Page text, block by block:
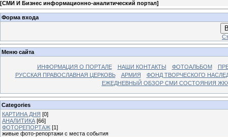
[СМИ И Бизнес информационно-аналитический портал]
Форма входа
Меню сайта
ИНФОРМАЦИЯ О ПОРТАЛЕ НАШИ КОНТАКТЫ ФОТОАЛЬБОМ
РУССКАЯ ПРАВОСЛАВНАЯ ЦЕРКОВЬ
АРМИЯ
ФОНД ТВОРЧЕСКОГО
ЕЖЕДНЕВНЫЙ ОБЗОР СМИ СОСТОЯНИЯ
Categories
КАРТИНА ДНЯ [0]
АНАЛИТИКА [66]
ФОТОРЕПОРТАЖ [1]
живые фото-репортажи с места события